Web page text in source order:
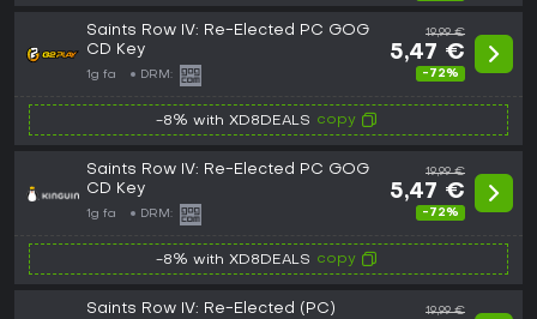
Saints Row IV: Re-Elected PC GOG
CD Key
1g fa DRM:
19,99 €
5,47 €
-72%
-8% with XD8DEALS copy
Saints Row IV: Re-Elected PC GOG
CD Key
1g fa DRM:
19,99 €
5,47 €
-72%
-8% with XD8DEALS copy
Saints Row IV: Re-Elected (PC)
19,99 €